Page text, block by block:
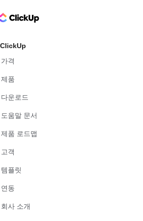
Logo
ClickUp
가격
제품
다운로드
도움말 문서
제품 로드맵
고객
템플릿
연동
회사 소개